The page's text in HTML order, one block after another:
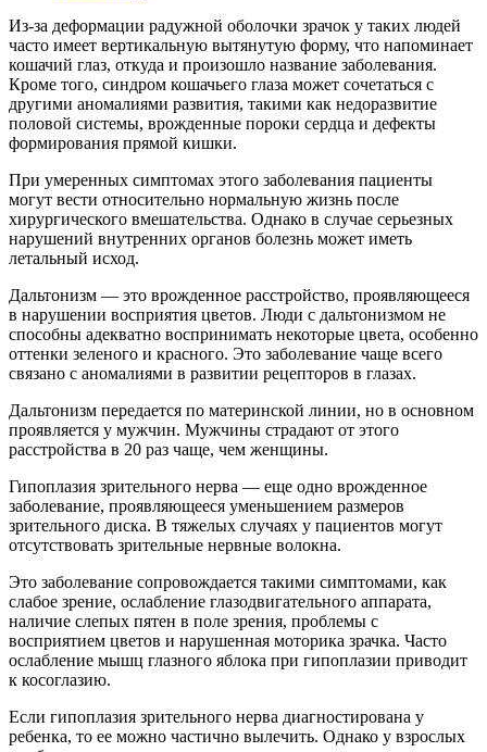
Из-за деформации радужной оболочки зрачок у таких людей
часто имеет вертикальную вытянутую форму, что напоминает
кошачий глаз, откуда и произошло название заболевания.
Кроме того, синдром кошачьего глаза может сочетаться с
другими аномалиями развития, такими как недоразвитие
половой системы, врожденные пороки сердца и дефекты
формирования прямой кишки.
При умеренных симптомах этого заболевания пациенты
могут вести относительно нормальную жизнь после
хирургического вмешательства. Однако в случае серьезных
нарушений внутренних органов болезнь может иметь
летальный исход.
Дальтонизм — это врожденное расстройство, проявляющееся
в нарушении восприятия цветов. Люди с дальтонизмом не
способны адекватно воспринимать некоторые цвета, особенно
оттенки зеленого и красного. Это заболевание чаще всего
связано с аномалиями в развитии рецепторов в глазах.
Дальтонизм передается по материнской линии, но в основном
проявляется у мужчин. Мужчины страдают от этого
расстройства в 20 раз чаще, чем женщины.
Гипоплазия зрительного нерва — еще одно врожденное
заболевание, проявляющееся уменьшением размеров
зрительного диска. В тяжелых случаях у пациентов могут
отсутствовать зрительные нервные волокна.
Это заболевание сопровождается такими симптомами, как
слабое зрение, ослабление глазодвигательного аппарата,
наличие слепых пятен в поле зрения, проблемы с
восприятием цветов и нарушенная моторика зрачка. Часто
ослабление мышц глазного яблока при гипоплазии приводит
к косоглазию.
Если гипоплазия зрительного нерва диагностирована у
ребенка, то ее можно частично вылечить. Однако у взрослых